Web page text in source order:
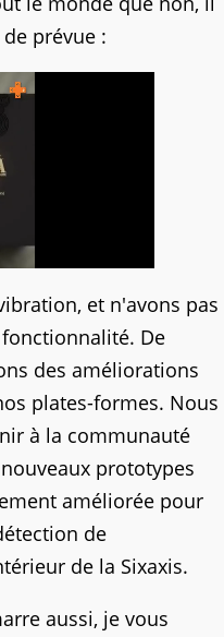
prévue :
et n'avons pas
De
des améliorations
plates-formes. Nous
à la communauté
prototypes
améliorée pour
de
de la Sixaxis.
aussi, je vous